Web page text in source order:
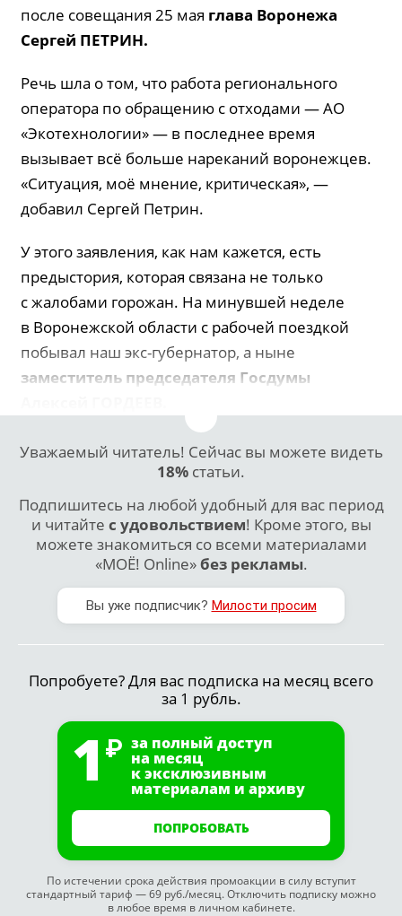
после совещания 25 мая глава Воронежа
Сергей ПЕТРИН.
Речь шла о том, что работа регионального
оператора по обращению с отходами — АО
«Экотехнологии» — в последнее время
вызывает всё больше нареканий воронежцев.
«Ситуация, моё мнение, критическая», —
добавил Сергей Петрин.
У этого заявления, как нам кажется, есть
предыстория, которая связана не только
с жалобами горожан. На минувшей неделе
в Воронежской области с рабочей поездкой
побывал наш экс-губернатор, а ныне
заместитель председателя Госдумы
Уважаемый читатель! Сейчас вы можете видеть
18% статьи.
Подпишитесь на любой удобный для вас период
и читайте с удовольствием! Кроме этого, вы
можете знакомиться со всеми материалами
«МОЁ! Online»без рекламы.
Вы уже подписчик? Милости просим
Попробуете? Для вас подписка на месяц всего
за 1 рубль.
1 за полный доступ
на месяц
к эксклюзивным
материалам и архиву
ПОПРОБОВАТЬ
По истечении срока действия промоакции в силу вступит
стандартный тариф — 69 руб./месяц. Отключить подписку можно
в любое время в личном кабинете.